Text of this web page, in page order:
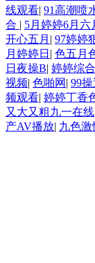
线观看| 91高潮喷
合 | 5月婷婷6月六
开心五月 | 97婷婷
月婷婷日 | 色五月
日夜操B| 婷婷综
视频| 色啪网 | 99操
频观看| 婷婷丁香
又大又粗九一在线
产AV播放| 九色激